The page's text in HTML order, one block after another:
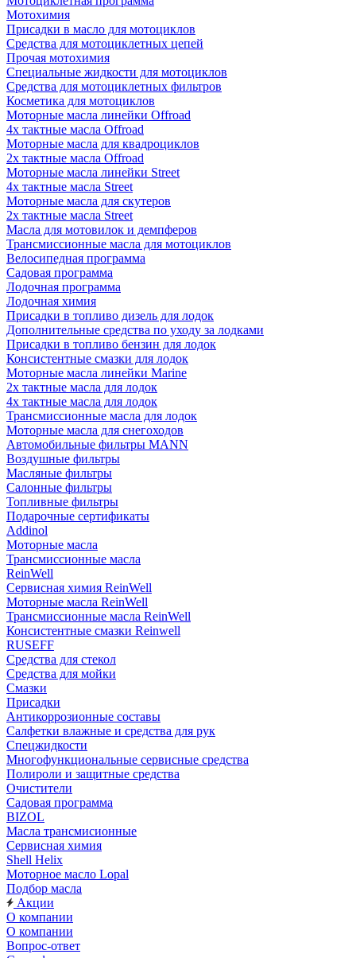
Мотохимия
Присадки в масло для мотоциклов
Средства для мотоциклетных цепей
Прочая мотохимия
Специальные жидкости для мотоциклов
Средства для мотоциклетных фильтров
Косметика для мотоциклов
Моторные масла линейки Offroad
4х тактные масла Offroad
Моторные масла для квадроциклов
2х тактные масла Offroad
Моторные масла линейки Street
4х тактные масла Street
Моторные масла для скутеров
2х тактные масла Street
Масла для мотовилок и демпферов
Трансмиссионные масла для мотоциклов
Велосипедная программа
Садовая программа
Лодочная программа
Лодочная химия
Присадки в топливо дизель для лодок
Дополнительные средства по уходу за лодками
Присадки в топливо бензин для лодок
Консистентные смазки для лодок
Моторные масла линейки Marine
2х тактные масла для лодок
4х тактные масла для лодок
Трансмиссионные масла для лодок
Моторные масла для снегоходов
Автомобильные фильтры MANN
Воздушные фильтры
Масляные фильтры
Салонные фильтры
Топливные фильтры
Подарочные сертификаты
Addinol
Моторные масла
Трансмиссионные масла
ReinWell
Сервисная химия ReinWell
Моторные масла ReinWell
Трансмиссионные масла ReinWell
Консистентные смазки Reinwell
RUSEFF
Средства для стекол
Средства для мойки
Смазки
Присадки
Антикоррозионные составы
Салфетки влажные и средства для рук
Спецжидкости
Многофункциональные сервисные средства
Полироли и защитные средства
Очистители
Садовая программа
BIZOL
Масла трансмисионные
Сервисная химия
Shell Helix
Моторное масло Lopal
Подбор масла
Акции
О компании
О компании
Вопрос-ответ